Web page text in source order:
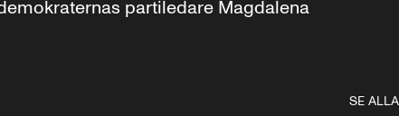
partiledare Magdalena
SE ALLA